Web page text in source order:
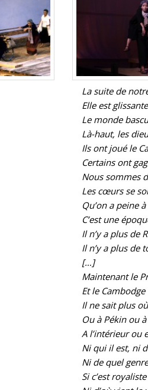
La suite de
Elle est
Le monde
Là-haut, les
Ils ont joué le
Certains ont
Nous sommes
Les cœurs se
Qu’on a peine
C’est une
Il n’y a plus de
Il n’y a plus de
[…]
Maintenant le
Et le
Il ne sait plus
Ou à Pékin ou
A l’intérieur ou
Ni qui il est, ni
Ni de quel
Si c’est